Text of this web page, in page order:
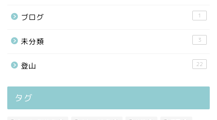
ブログ 1
未分類 3
登山 22
タグ